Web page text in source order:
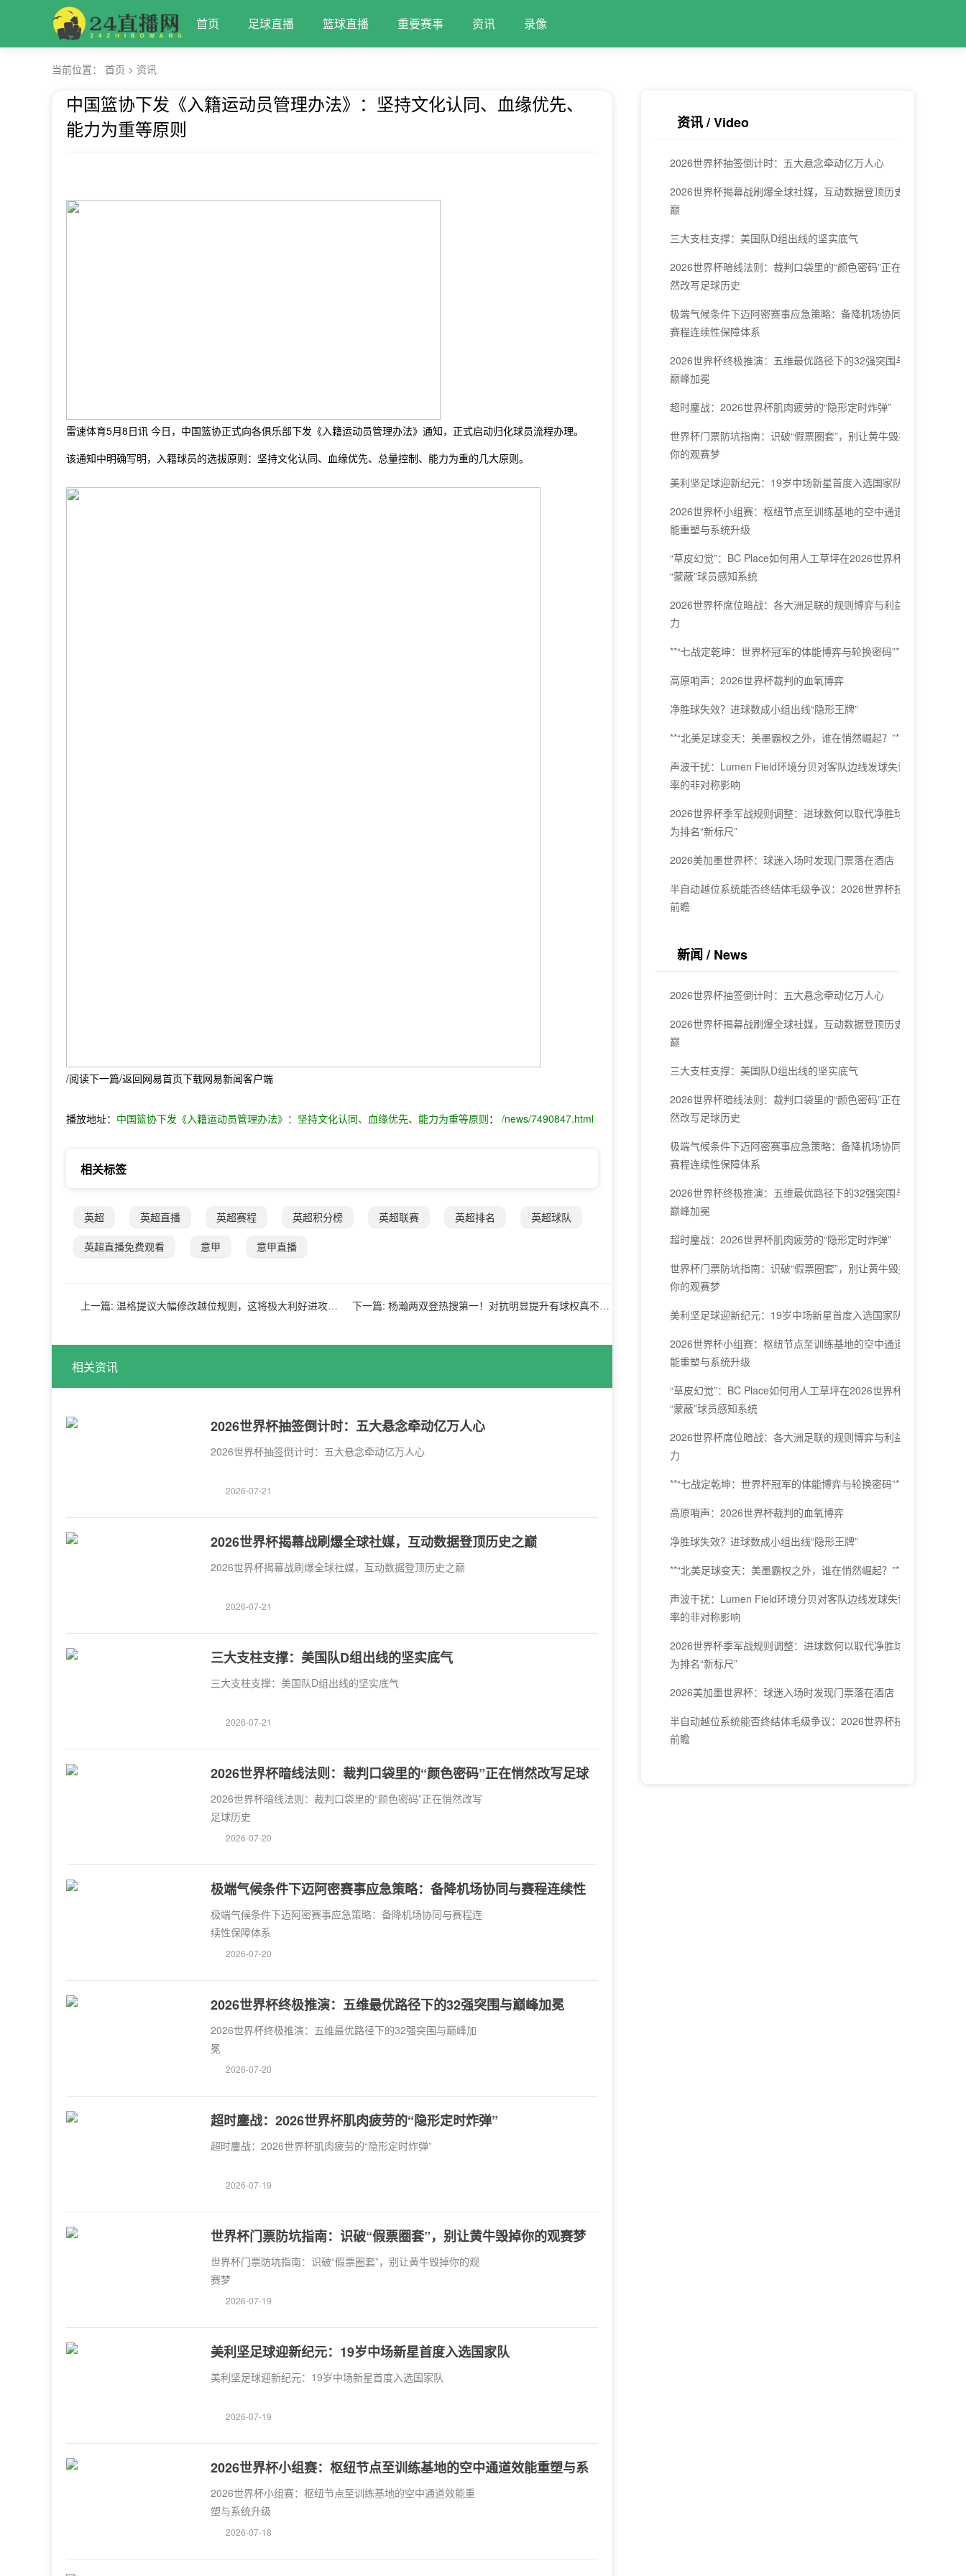
首页 足球直播 篮球直播 重要赛事 资讯 录像
当前位置： 首页 > 资讯
中国篮协下发《入籍运动员管理办法》：坚持文化认同、血缘优先、
能力为重等原则
雷速体育5月8日讯 今日，中国篮协正式向各俱乐部下发《入籍运动员管理办法》通知，正式启动归化球员流程办理。
该通知中明确写明，入籍球员的选拔原则：坚持文化认同、血缘优先、总量控制、能力为重的几大原则。
/阅读下一篇/返回网易首页下载网易新闻客户端
播放地址： 中国篮协下发《入籍运动员管理办法》：坚持文化认同、血缘优先、能力为重等原则： /news/7490847.html
相关标签
英超 英超直播 英超赛程 英超积分榜 英超联赛 英超排名 英超球队
英超直播免费观看 意甲 意甲直播
上一篇: 温格提议大幅修改越位规则，这将极大利好进攻方增加进球数 下一篇: 杨瀚两双登热搜第一！对抗明显提升有球权真不差拓媒怀念比帅
相关资讯
2026世界杯抽签倒计时：五大悬念牵动亿万人心
2026世界杯抽签倒计时：五大悬念牵动亿万人心
2026-07-21
2026世界杯揭幕战刷爆全球社媒，互动数据登顶历史之巅
2026世界杯揭幕战刷爆全球社媒，互动数据登顶历史之巅
2026-07-21
三大支柱支撑：美国队D组出线的坚实底气
三大支柱支撑：美国队D组出线的坚实底气
2026-07-21
2026世界杯暗线法则：裁判口袋里的“颜色密码”正在悄然改写足球
历史
2026世界杯暗线法则：裁判口袋里的“颜色密码”正在悄然改写
足球历史
2026-07-20
极端气候条件下迈阿密赛事应急策略：备降机场协同与赛程连续性
保障体系
极端气候条件下迈阿密赛事应急策略：备降机场协同与赛程连
续性保障体系
2026-07-20
2026世界杯终极推演：五维最优路径下的32强突围与巅峰加冕
2026世界杯终极推演：五维最优路径下的32强突围与巅峰加
冕
2026-07-20
超时鏖战：2026世界杯肌肉疲劳的“隐形定时炸弹”
超时鏖战：2026世界杯肌肉疲劳的“隐形定时炸弹”
2026-07-19
世界杯门票防坑指南：识破“假票圈套”，别让黄牛毁掉你的观赛梦
世界杯门票防坑指南：识破“假票圈套”，别让黄牛毁掉你的观
赛梦
2026-07-19
美利坚足球迎新纪元：19岁中场新星首度入选国家队
美利坚足球迎新纪元：19岁中场新星首度入选国家队
2026-07-19
2026世界杯小组赛：枢纽节点至训练基地的空中通道效能重塑与系
统升级
2026世界杯小组赛：枢纽节点至训练基地的空中通道效能重
塑与系统升级
2026-07-18
资讯 / Video
2026世界杯抽签倒计时：五大悬念牵动亿万人心
2026世界杯揭幕战刷爆全球社媒，互动数据登顶历史之
巅
三大支柱支撑：美国队D组出线的坚实底气
2026世界杯暗线法则：裁判口袋里的“颜色密码”正在悄
然改写足球历史
极端气候条件下迈阿密赛事应急策略：备降机场协同与
赛程连续性保障体系
2026世界杯终极推演：五维最优路径下的32强突围与
巅峰加冕
超时鏖战：2026世界杯肌肉疲劳的“隐形定时炸弹”
世界杯门票防坑指南：识破“假票圈套”，别让黄牛毁掉
你的观赛梦
美利坚足球迎新纪元：19岁中场新星首度入选国家队
2026世界杯小组赛：枢纽节点至训练基地的空中通道效
能重塑与系统升级
“草皮幻觉”：BC Place如何用人工草坪在2026世界杯
“蒙蔽”球员感知系统
2026世界杯席位暗战：各大洲足联的规则博弈与利益角
力
**“七战定乾坤：世界杯冠军的体能博弈与轮换密码”**
高原哨声：2026世界杯裁判的血氧博弈
净胜球失效？进球数成小组出线“隐形王牌”
**“北美足球变天：美墨霸权之外，谁在悄然崛起？”**
声波干扰：Lumen Field环境分贝对客队边线发球失误
率的非对称影响
2026世界杯季军战规则调整：进球数何以取代净胜球成
为排名“新标尺”
2026美加墨世界杯：球迷入场时发现门票落在酒店
半自动越位系统能否终结体毛级争议：2026世界杯技术
前瞻
新闻 / News
2026世界杯抽签倒计时：五大悬念牵动亿万人心
2026世界杯揭幕战刷爆全球社媒，互动数据登顶历史之
巅
三大支柱支撑：美国队D组出线的坚实底气
2026世界杯暗线法则：裁判口袋里的“颜色密码”正在悄
然改写足球历史
极端气候条件下迈阿密赛事应急策略：备降机场协同与
赛程连续性保障体系
2026世界杯终极推演：五维最优路径下的32强突围与
巅峰加冕
超时鏖战：2026世界杯肌肉疲劳的“隐形定时炸弹”
世界杯门票防坑指南：识破“假票圈套”，别让黄牛毁掉
你的观赛梦
美利坚足球迎新纪元：19岁中场新星首度入选国家队
2026世界杯小组赛：枢纽节点至训练基地的空中通道效
能重塑与系统升级
“草皮幻觉”：BC Place如何用人工草坪在2026世界杯
“蒙蔽”球员感知系统
2026世界杯席位暗战：各大洲足联的规则博弈与利益角
力
**“七战定乾坤：世界杯冠军的体能博弈与轮换密码”**
高原哨声：2026世界杯裁判的血氧博弈
净胜球失效？进球数成小组出线“隐形王牌”
**“北美足球变天：美墨霸权之外，谁在悄然崛起？”**
声波干扰：Lumen Field环境分贝对客队边线发球失误
率的非对称影响
2026世界杯季军战规则调整：进球数何以取代净胜球成
为排名“新标尺”
2026美加墨世界杯：球迷入场时发现门票落在酒店
半自动越位系统能否终结体毛级争议：2026世界杯技术
前瞻